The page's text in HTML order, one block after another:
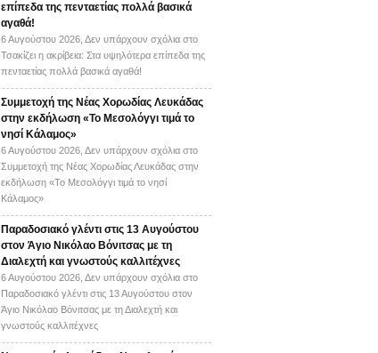
επίπεδα της πενταετίας πολλά βασικά
αγαθά!
6 Αυγούστου 2026, Δεν υπάρχουν σχόλια στο
Τσακίζει η ακρίβεια: Στα υψηλότερα επίπεδα της
πενταετίας πολλά βασικά αγαθά!
Συμμετοχή της Νέας Χορωδίας Λευκάδας
στην εκδήλωση «Το Μεσολόγγι τιμά το
νησί Κάλαμος»
6 Αυγούστου 2026, Δεν υπάρχουν σχόλια στο
Συμμετοχή της Νέας Χορωδίας Λευκάδας στην
εκδήλωση «Το Μεσολόγγι τιμά το νησί
Κάλαμος»
Παραδοσιακό γλέντι στις 13 Αυγούστου
στον Άγιο Νικόλαο Βόνιτσας με τη
Διαλεχτή και γνωστούς καλλιτέχνες
6 Αυγούστου 2026, Δεν υπάρχουν σχόλια στο
Παραδοσιακό γλέντι στις 13 Αυγούστου στον
Άγιο Νικόλαο Βόνιτσας με τη Διαλεχτή και
γνωστούς καλλιτέχνες